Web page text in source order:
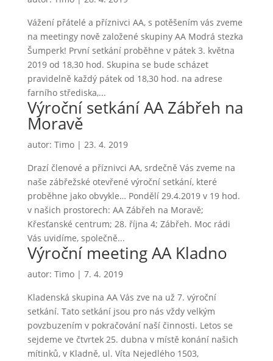
Vážení přátelé a příznivci AA, s potěšením vás zveme
na meetingy nově založené skupiny AA Modrá stezka
Šumperk! První setkání proběhne v pátek 3. května
2019 od 18,30 hod. Skupina se bude scházet
pravidelně každý pátek od 18,30 hod. na adrese
farního střediska,...
Výroční setkání AA Zábřeh na
Moravě
autor: Timo| 23. 4. 2019
Drazí členové a příznivci AA, srdečně Vás zveme na
naše zábřežské otevřené výroční setkání, které
proběhne jako obvykle… Pondělí 29.4.2019 v 19 hod.
v našich prostorech: AA Zábřeh na Moravě;
Křesťanské centrum; 28. října 4; Zábřeh. Moc rádi
Vás uvidíme, společně...
Výroční meeting AA Kladno
autor: Timo| 7. 4. 2019
Kladenská skupina AA Vás zve na už 7. výroční
setkání. Tato setkání jsou pro nás vždy velkým
povzbuzením v pokračování naší činnosti. Letos se
sejdeme ve čtvrtek 25. dubna v místě konání našich
mítinků, v Kladně, ul. Víta Nejedlého 1503,